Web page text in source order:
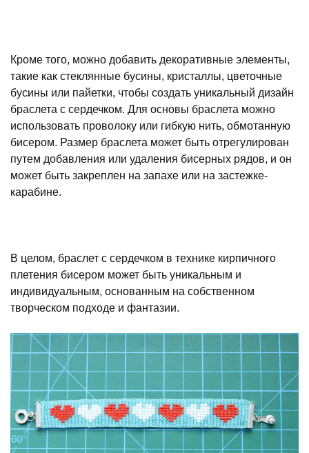
Кроме того, можно добавить декоративные элементы,
такие как стеклянные бусины, кристаллы, цветочные
бусины или пайетки, чтобы создать уникальный дизайн
браслета с сердечком. Для основы браслета можно
использовать проволоку или гибкую нить, обмотанную
бисером. Размер браслета может быть отрегулирован
путем добавления или удаления бисерных рядов, и он
может быть закреплен на запахе или на застежке-
карабине.
В целом, браслет с сердечком в технике кирпичного
плетения бисером может быть уникальным и
индивидуальным, основанным на собственном
творческом подходе и фантазии.